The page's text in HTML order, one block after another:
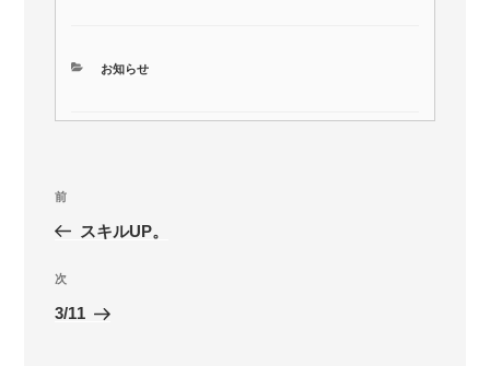
カ
お知らせ
投
ナ
ビ
ゲ
前
の
稿
前
スキルUP。
次
の
次
3/11